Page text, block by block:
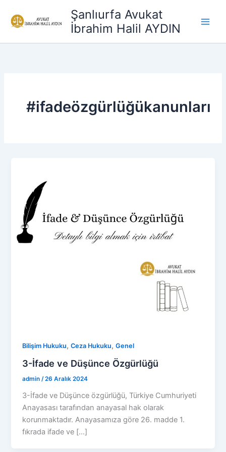
atla
Şanlıurfa Avukat
İbrahim Halil AYDIN
#ifadeözgürlüğükanunları
Bilişim Hukuku,Ceza Hukuku,Genel
3-İfade ve Düşünce Özgürlüğü
admin /26 Aralık 2024
3-İfade ve Düşünce özgürlüğü, Türkiye Cumhuriyeti
Anayasası tarafından anayasal hak olarak
korunmaktadır. Anayasamıza göre 26. madde 1.
fıkrada ifade ve […]